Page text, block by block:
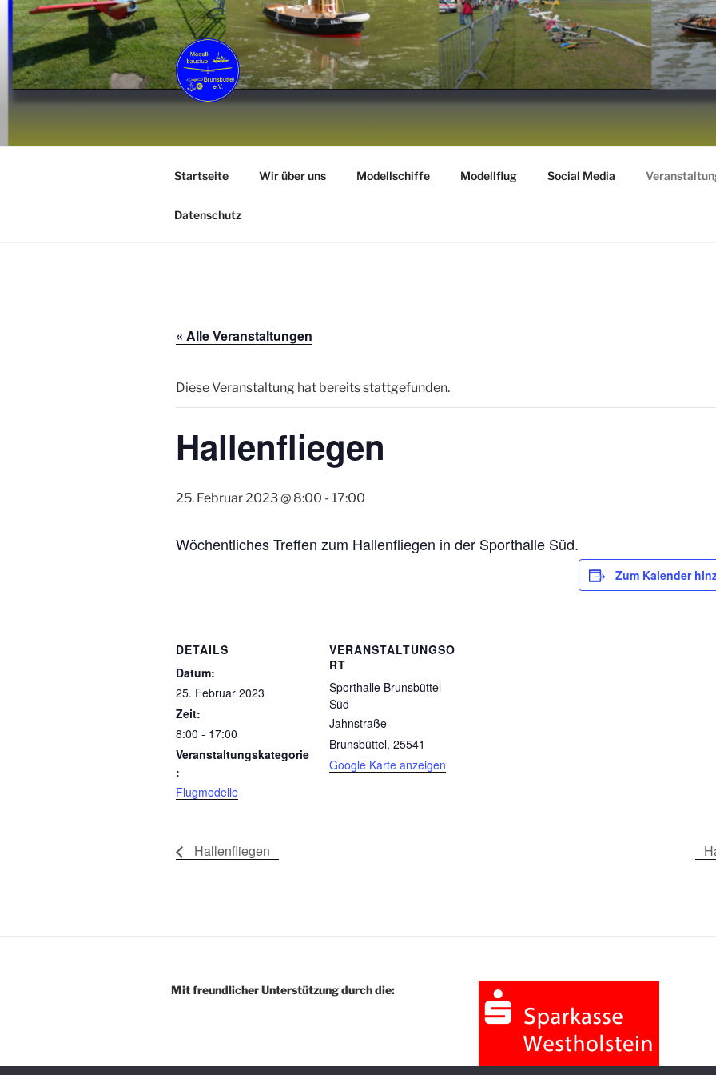
Zum
Inhalt
springen
Startseite Wir über uns Modellschiffe Modellflug Social Media
Datenschutz
« Alle Veranstaltungen
Diese Veranstaltung hat bereits stattgefunden.
Hallenfliegen
25. Februar 2023 @ 8:00 - 17:00
Wöchentliches Treffen zum Hallenfliegen in der Sporthalle Süd.
Zum Kalender
DETAILS
Datum:
25. Februar 2023
Zeit:
8:00 - 17:00
Veranstaltungskategorie
:
Flugmodelle
VERANSTALTUNGSO
RT
Sporthalle Brunsbüttel
Süd
Jahnstraße
Brunsbüttel, 25541
Google Karte anzeigen
Hallenfliegen
Mit freundlicher Unterstützung durch die: